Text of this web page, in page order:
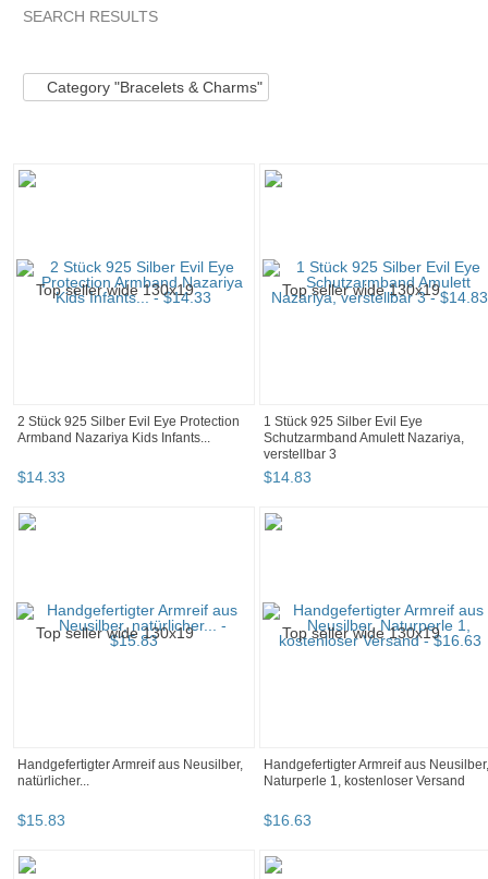
SEARCH RESULTS
Category "Bracelets & Charms"
2 Stück 925 Silber Evil Eye Protection
Armband Nazariya Kids Infants...
$14.33
1 Stück 925 Silber Evil Eye
Schutzarmband Amulett Nazariya,
verstellbar 3
$14.83
Handgefertigter Armreif aus Neusilber,
natürlicher...
$15.83
Handgefertigter Armreif aus Neusilber,
Naturperle 1, kostenloser Versand
$16.63